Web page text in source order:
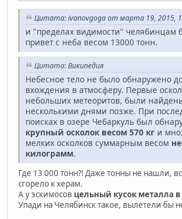
Цитата: ivanovgoga от марта 19, 2015,
и "пределах видимости" челябинцам
привет с неба весом 13000 тонн.
Цитата: Википедия
Небесное тело не было обнаружено
вхождения в атмосферу. Первые
небольших метеоритов, были
несколькими днями позже. При
поисках в озере Чебаркуль был
крупный осколок весом 570 кг и
мелких осколков суммарным весом
килограмм.
Где 13 000 тонн⁈ Даже тонны не нашли,
сгорело к херам.
А у эскимосов цельный кусок металла в
Упади на Челябинск такое, вылетели бы